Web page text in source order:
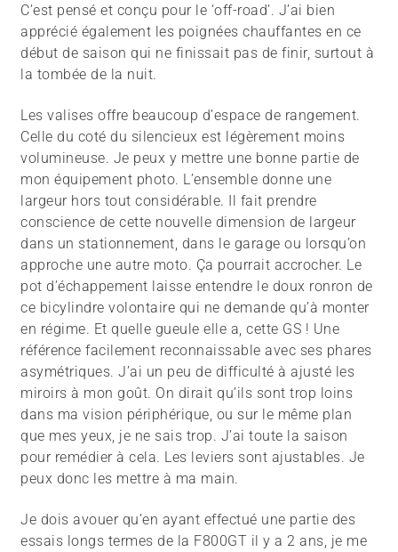
C’est pensé et conçu pour le ‘off-road’. J’ai bien
apprécié également les poignées chauffantes en ce
début de saison qui ne finissait pas de finir, surtout à
la tombée de la nuit.
Les valises offre beaucoup d’espace de rangement.
Celle du coté du silencieux est légèrement moins
volumineuse. Je peux y mettre une bonne partie de
mon équipement photo. L’ensemble donne une
largeur hors tout considérable. Il fait prendre
conscience de cette nouvelle dimension de largeur
dans un stationnement, dans le garage ou lorsqu’on
approche une autre moto. Ça pourrait accrocher. Le
pot d’échappement laisse entendre le doux ronron de
ce bicylindre volontaire qui ne demande qu’à monter
en régime. Et quelle gueule elle a, cette GS ! Une
référence facilement reconnaissable avec ses phares
asymétriques. J’ai un peu de difficulté à ajusté les
miroirs à mon goût. On dirait qu’ils sont trop loins
dans ma vision périphérique, ou sur le même plan
que mes yeux, je ne sais trop. J’ai toute la saison
pour remédier à cela. Les leviers sont ajustables. Je
peux donc les mettre à ma main.
Je dois avouer qu’en ayant effectué une partie des
essais longs termes de la F800GT il y a 2 ans, je me